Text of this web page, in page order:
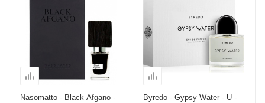
Nasomatto - Black Afgano -
Byredo - Gypsy Water - U -